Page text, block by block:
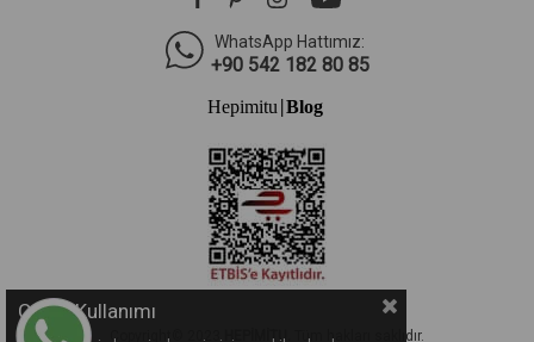
WhatsApp Hattımız:
+90 542 182 80 85
Hepimitu| Blog
Copyright© 2023 HEPİMİTU. Tüm hakları saklıdır.
Çerez Kullanımı